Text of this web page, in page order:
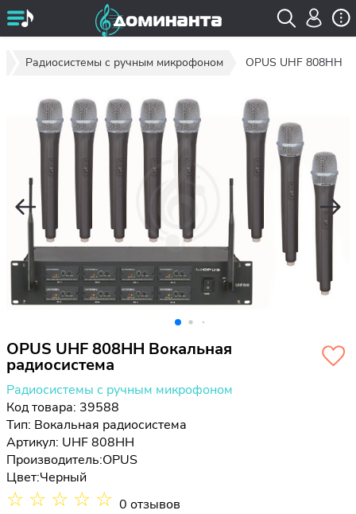
Радиосистемы с ручным микрофоном OPUS UHF 808HH
OPUS UHF 808HH Вокальная
радиосистема
Радиосистемы с ручным микрофоном
Код товара: 39588
Тип: Вокальная радиосистема
Артикул: UHF 808HH
Производитель:OPUS
Цвет:Черный
☆ ☆ ☆ ☆ ☆ 0 отзывов